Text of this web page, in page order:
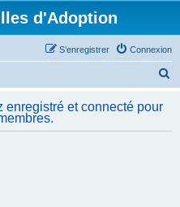
d'Adoption
Connexion
S’enregistrer
h
enregistré et connecté pour